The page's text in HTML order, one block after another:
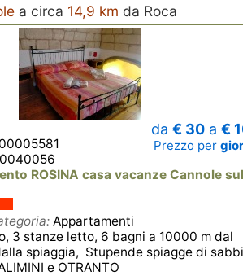
a circa 14,9 km da Roca
da€ 30 a€
Prezzo per
ROSINA casa vacanze Cannole
Appartamenti
3 stanze letto, 6 bagni a 10000 m dal
spiaggia, Stupende spiagge di
e OTRANTO